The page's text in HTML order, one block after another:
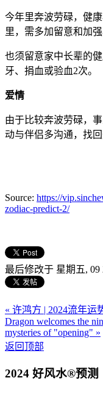
今年里奔波劳碌，健
里，需多加留意和加
也须留意家中长辈的
牙、捐血或验血2次。
爱情
由于比较奔波劳碌，
动与伴侣多沟通，找
Source: https://
zodiac-predict-2/
最后修改于 星期五, 09
« 许鸿方 | 2024流年运
Dragon welcomes the
mysteries of "opening" »
返回顶部
2024 好风水®预测